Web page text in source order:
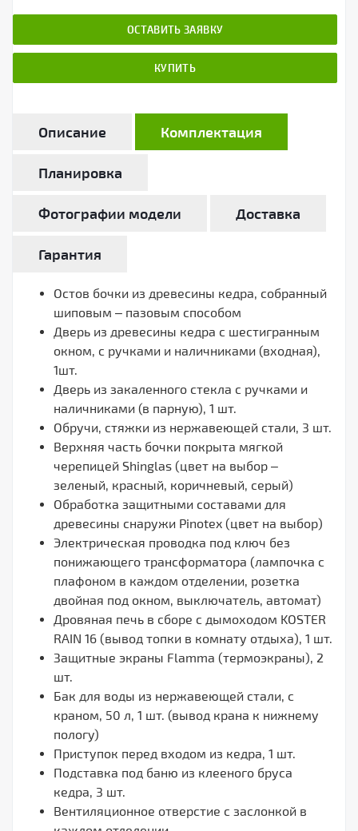
ОСТАВИТЬ ЗАЯВКУ
КУПИТЬ
Описание Комплектация
Планировка
Фотографии модели Доставка
Гарантия
Остов бочки из древесины кедра, собранный
шиповым – пазовым способом
Дверь из древесины кедра с шестигранным
окном, с ручками и наличниками (входная),
1шт.
Дверь из закаленного стекла с ручками и
наличниками (в парную), 1 шт.
Обручи, стяжки из нержавеющей стали, 3 шт.
Верхняя часть бочки покрыта мягкой
черепицей Shinglas (цвет на выбор –
зеленый, красный, коричневый, серый)
Обработка защитными составами для
древесины снаружи Pinotex (цвет на выбор)
Электрическая проводка под ключ без
понижающего трансформатора (лампочка с
плафоном в каждом отделении, розетка
двойная под окном, выключатель, автомат)
Дровяная печь в сборе с дымоходом KOSTER
RAIN 16 (вывод топки в комнату отдыха), 1 шт.
Защитные экраны Flamma (термоэкраны), 2
шт.
Бак для воды из нержавеющей стали, с
краном, 50 л, 1 шт. (вывод крана к нижнему
пологу)
Приступок перед входом из кедра, 1 шт.
Подставка под баню из клееного бруса
кедра, 3 шт.
Вентиляционное отверстие с заслонкой в